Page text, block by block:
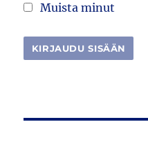
Muista minut